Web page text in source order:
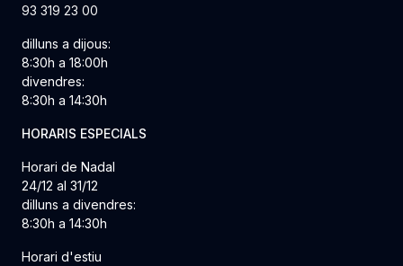
93 319 23 00
dilluns a dijous:
8:30h a 18:00h
divendres:
8:30h a 14:30h
HORARIS ESPECIALS
Horari de Nadal
24/12 al 31/12
dilluns a divendres:
8:30h a 14:30h
Horari d'estiu